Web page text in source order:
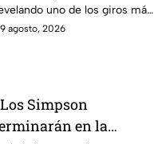
revelan las nuevas
imágenes filtradas
uno de los giros más
de Doctor Strange
agosto, 2026
Simpson
en la